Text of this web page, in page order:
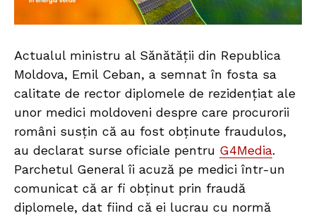
Actualul ministru al Sănătății din Republica
Moldova, Emil Ceban, a semnat în fosta sa
calitate de rector diplomele de rezidențiat ale
unor medici moldoveni despre care procurorii
români susțin că au fost obținute fraudulos,
au declarat surse oficiale pentru G4Media.
Parchetul General îi acuză pe medici într-un
comunicat că ar fi obținut prin fraudă
diplomele, dat fiind că ei lucrau cu normă